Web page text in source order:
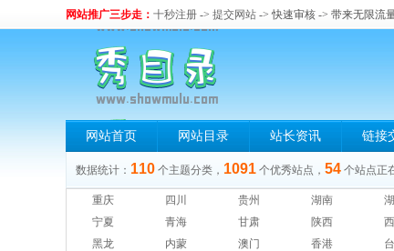
网站推广三步走： 十秒注册 -> 提交网站 -> 快速审核 -> 带来无限流
网站首页 网站目录 站长资讯 链接
数据统计： 110 个主题分类， 1091 个优秀站点， 54 个站点正
重庆 四川 贵州 湖南
宁夏
青海 甘肃 陕西
黑龙
内蒙 澳门 香港